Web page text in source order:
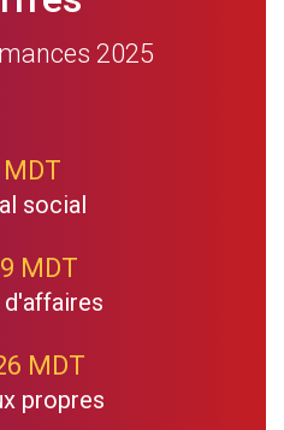
2025
social
MDT
MDT
propres